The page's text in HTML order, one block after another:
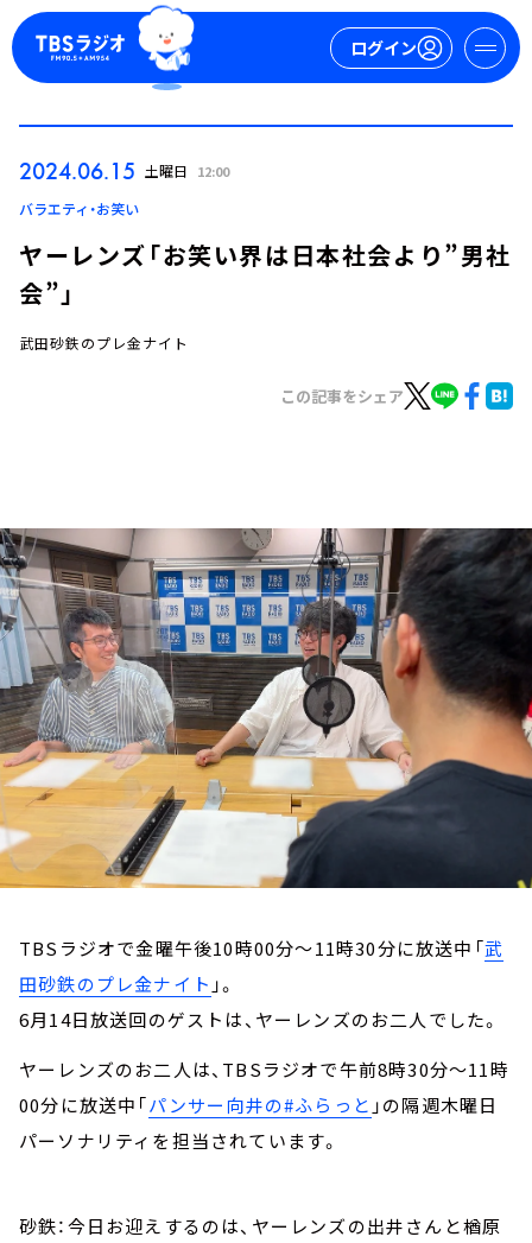
ログイン
ログイン
お知らせ
イベント・グッズ
YouTube
会社情報
2024.06.15 土曜日 12:00
バラエティ・お笑い
ヤーレンズ「お笑い界は日本社会より”男社
会”」
武田砂鉄のプレ金ナイト
この記事をシェア
TBSラジオで金曜午後10時00分～11時30分に放送中「武
田砂鉄のプレ金ナイト 」。
6月14日放送回のゲストは、ヤーレンズのお二人でした。
ヤーレンズのお二人は、TBSラジオで午前8時30分～11時
00分に放送中「パンサー向井の#ふらっと 」の隔週木曜日
パーソナリティを担当されています。
砂鉄：今日お迎えするのは、ヤーレンズの出井さんと楢原